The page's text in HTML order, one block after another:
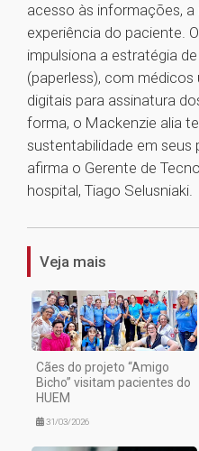
acesso às informações,
experiência do paciente.
impulsiona a estratégia
(paperless), com
digitais para assinatura
forma, o Mackenzie alia
sustentabilidade em seus
afirma o Gerente de
hospital, Tiago Selusniaki.
Veja mais
Cães do projeto “Amigo
Bicho” visitam pacientes do
HUEM
31/03/2026